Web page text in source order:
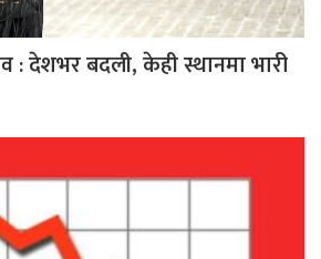
: देशभर बदली, केही स्थानमा भारी